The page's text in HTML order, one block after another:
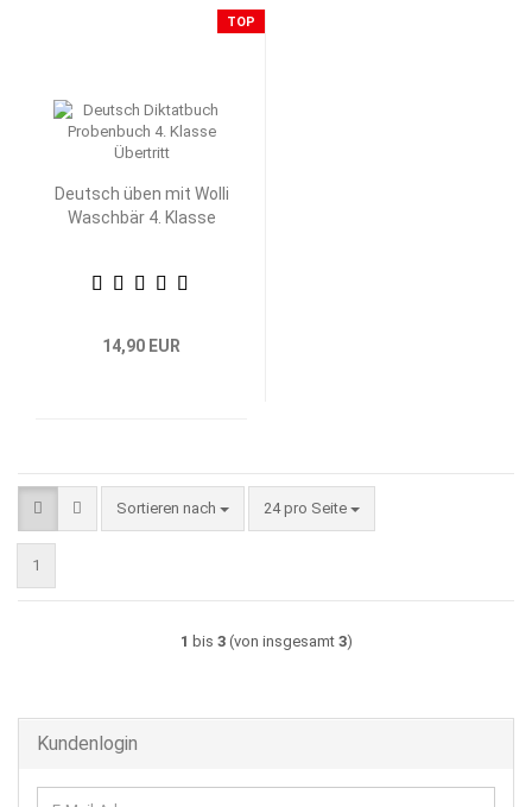
TOP
Deutsch üben mit Wolli
Waschbär 4. Klasse
14,90 EUR
Sortieren nach
Sortieren nach 24 pro Seite
pro Seite
1
1 bis 3(von insgesamt 3)
Kundenlogin